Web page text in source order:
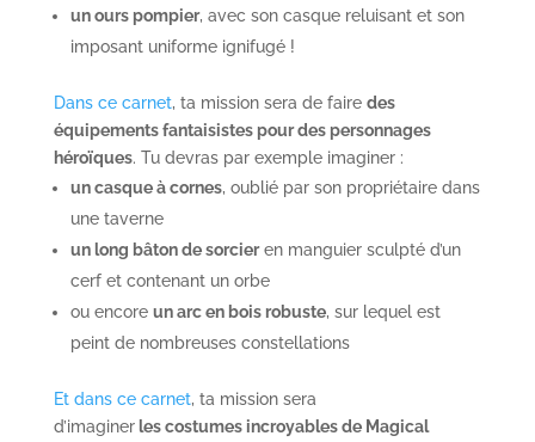
un ours pompier, avec son casque reluisant et son
imposant uniforme ignifugé !
Dans ce carnet, ta mission sera de faire des
équipements fantaisistes pour des personnages
héroïques. Tu devras par exemple imaginer :
un casque à cornes, oublié par son propriétaire dans
une taverne
un long bâton de sorcieren manguier sculpté d’un
cerf et contenant un orbe
ou encore unarc en bois robuste, sur lequel est
peint de nombreuses constellations
Et dans ce carnet, ta mission sera
d’imaginerles costumes incroyables de Magical